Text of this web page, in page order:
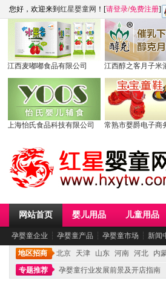
您好，欢迎来到 红星婴童网 ！[请登录/免费注册]
江西麦嘟嘟食品有限公司 江西醇之客月子米
上海怡氏食品科技有限公司 常熟市婴爵电子商
网站首页 婴儿用品 儿童用品
孕婴童企业 ┆ 孕婴童产品 ┆ 孕婴童市场 ┆ 新闻
地区招商 北京 天津 山东 河南 河北 内
专题推荐
孕婴童行业发展前景及开店指南